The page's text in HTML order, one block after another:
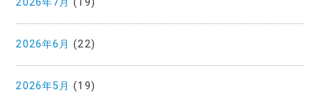
2026年7月 (19)
2026年6月 (22)
2026年5月 (19)